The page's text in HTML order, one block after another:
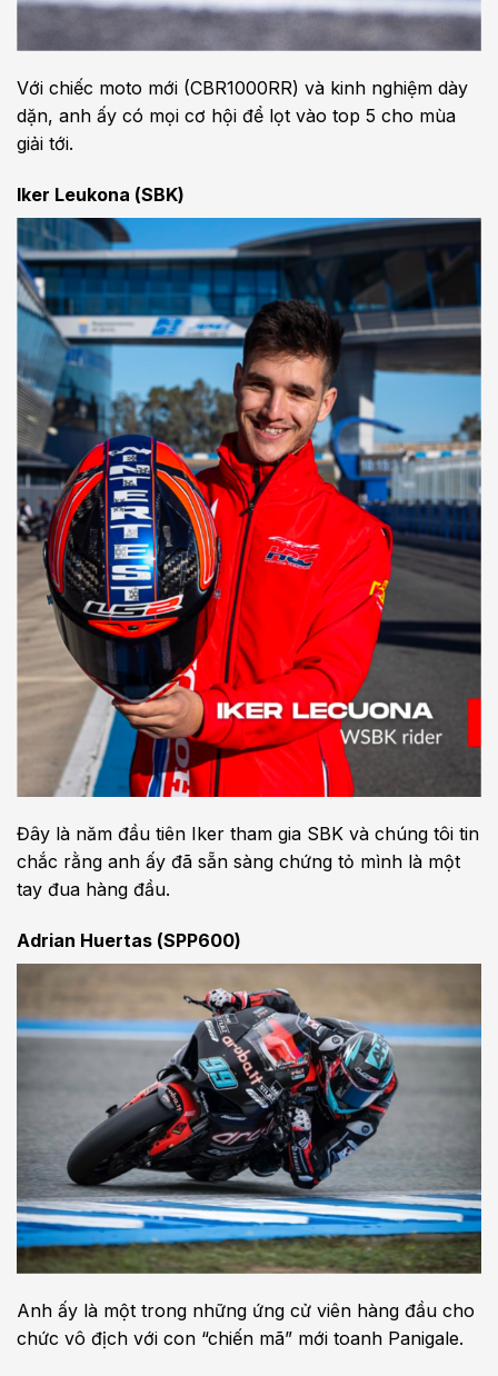
Với chiếc moto mới (CBR1000RR) và kinh nghiệm dày
dặn, anh ấy có mọi cơ hội để lọt vào top 5 cho mùa
giải tới.
Iker Leukona (SBK)
Đây là năm đầu tiên Iker tham gia SBK và chúng tôi tin
chắc rằng anh ấy đã sẵn sàng chứng tỏ mình là một
tay đua hàng đầu.
Adrian Huertas (SPP600)
Anh ấy là một trong những ứng cử viên hàng đầu cho
chức vô địch với con “chiến mã” mới toanh Panigale.